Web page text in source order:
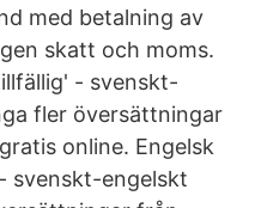
med betalning av
skatt och moms.
- svenskt-
fler översättningar
online. Engelsk
svenskt-engelskt